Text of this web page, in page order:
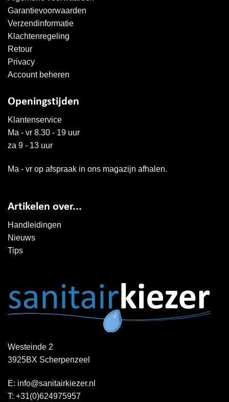
Garantievoorwaarden
Verzendinformatie
Klachtenregeling
Retour
Privacy
Account beheren
Openingstijden
Klantenservice
Ma - vr 8.30 - 19 uur
za 9 - 13 uur
Ma - vr op afspraak in ons magazijn afhalen.
Artikelen over...
Handleidingen
Nieuws
Tips
Westeinde 2
3925BX Scherpenzeel
E: info@sanitairkiezer.nl
T: +31(0)624975957